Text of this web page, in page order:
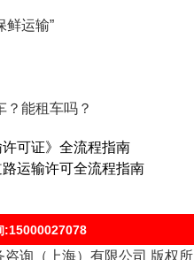
鲜运输”
？能租车吗？
可证》全流程指南
运输许可全流程指南
:15000027078
询（上海）有限公司 版权所